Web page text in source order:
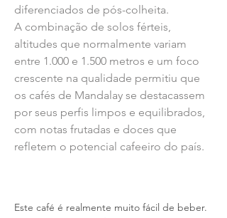
diferenciados de pós-colheita.
A combinação de solos férteis,
altitudes que normalmente variam
entre 1.000 e 1.500 metros e um foco
crescente na qualidade permitiu que
os cafés de Mandalay se destacassem
por seus perfis limpos e equilibrados,
com notas frutadas e doces que
refletem o potencial cafeeiro do país.
Este café é realmente muito fácil de beber.